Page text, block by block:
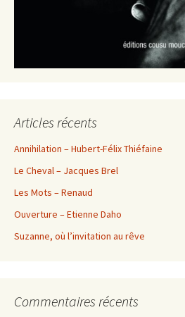
Articles récents
Annihilation – Hubert-Félix Thiéfaine
Le Cheval – Jacques Brel
Les Mots – Renaud
Ouverture – Etienne Daho
Suzanne, où l’invitation au rêve
Commentaires récents